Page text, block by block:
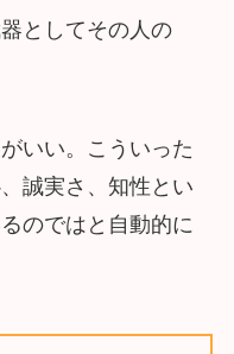
としてその人の
いい。こういった
誠実さ、知性とい
のではと自動的に